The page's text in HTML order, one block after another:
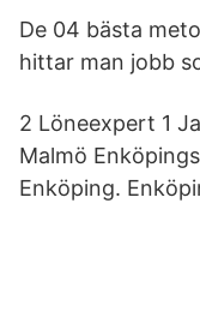
De 04 bästa
hittar man jobb
2 Löneexpert 1
Malmö
Enköping.